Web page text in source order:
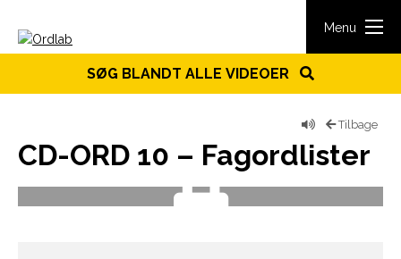
Menu
SØG BLANDT ALLE VIDEOER
Tilbage
CD-ORD 10 – Fagordlister